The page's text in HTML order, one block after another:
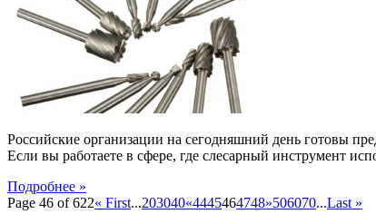
BOR-
FREZA
представлен
борфрезами
высокого
качества
Российские организации на сегодняшний день готовы
Если вы работаете в сфере, где слесарный инструмент
Подробнее »
Page 46 of 622« First...203040«4445464748»506070...Last »